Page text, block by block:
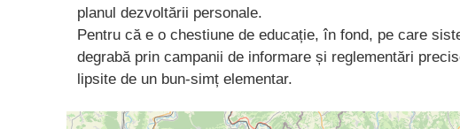
planul dezvoltării personale.
Pentru că e o chestiune de educație, în fond, pe care
degrabă prin campanii de informare și reglementări
lipsite de un bun-simț elementar.